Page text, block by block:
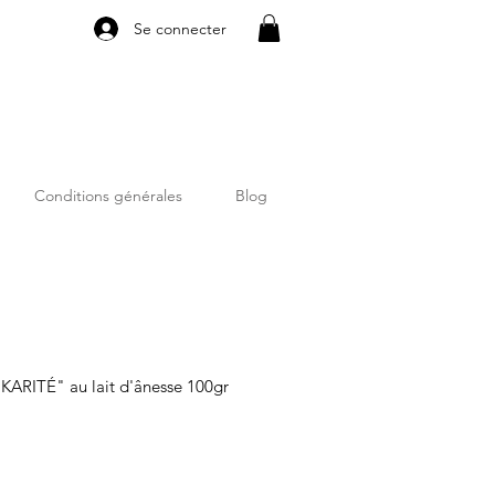
Se connecter
Conditions générales Blog
au lait d'ânesse 100gr